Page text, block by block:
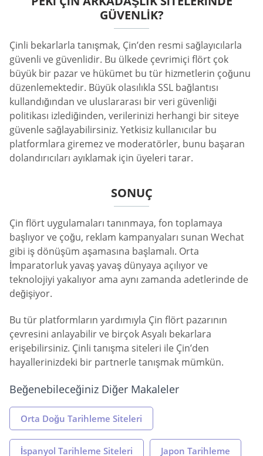
GÜVENLIK?
Çinli bekarlarla tanışmak, Çin’den resmi sağlayıcılarla
güvenli ve güvenlidir. Bu ülkede çevrimiçi flört çok
büyük bir pazar ve hükümet bu tür hizmetlerin çoğunu
düzenlemektedir. Büyük olasılıkla SSL bağlantısı
kullandığından ve uluslararası bir veri güvenliği
politikası izlediğinden, verilerinizi herhangi bir siteye
güvenle sağlayabilirsiniz. Yetkisiz kullanıcılar bu
platformlara giremez ve moderatörler, bunu başaran
dolandırıcıları ayıklamak için üyeleri tarar.
SONUÇ
Çin flört uygulamaları tanınmaya, fon toplamaya
başlıyor ve çoğu, reklam kampanyaları sunan Wechat
gibi iş dönüşüm aşamasına başlamalı. Orta
İmparatorluk yavaş yavaş dünyaya açılıyor ve
teknolojiyi yakalıyor ama aynı zamanda adetlerinde de
değişiyor.
Bu tür platformların yardımıyla Çin flört pazarının
çevresini anlayabilir ve birçok Asyalı bekarlara
erişebilirsiniz. Çinli tanışma siteleri ile Çin’den
hayallerinizdeki bir partnerle tanışmak mümkün.
Beğenebileceğiniz Diğer Makaleler
Orta Doğu Tarihleme Siteleri
İspanyol Tarihleme Siteleri Japon Tarihleme